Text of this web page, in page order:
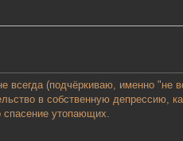
(подчёркиваю, именно "не
в собственную депрессию,
спасение утопающих.